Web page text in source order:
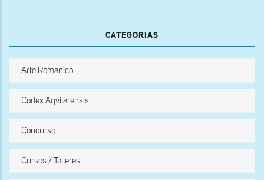
CATEGORIAS
Arte Romanico
Codex Aqvilarensis
Concurso
Cursos / Talleres